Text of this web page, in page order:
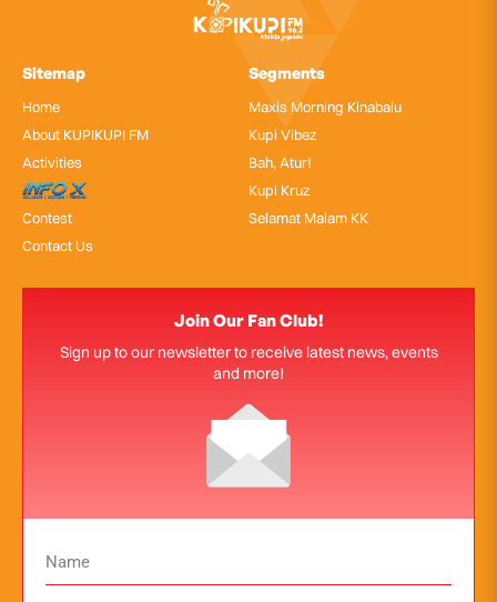
Sitemap
Home
About KUPIKUPI FM
Activities
InfoX
Contest
Contact Us
Segments
Maxis Morning Kinabalu
Kupi Vibez
Bah, Atur!
Kupi Kruz
Selamat Malam KK
Join Our Fan Club!
Sign up to our newsletter to receive latest news, events
and more!